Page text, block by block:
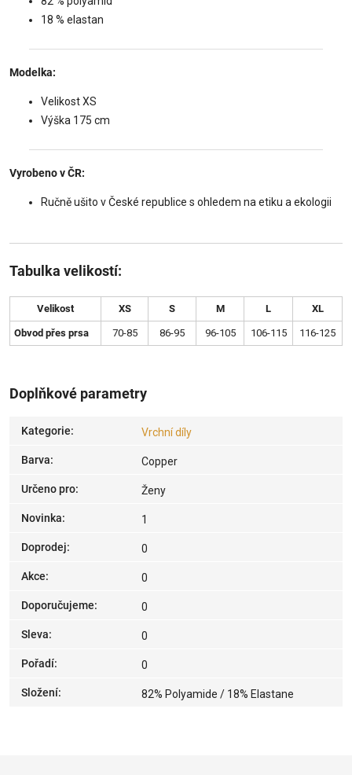
18 % elastan
Modelka:
Velikost XS
Výška 175 cm
Vyrobeno v ČR:
Ručně ušito v České republice s ohledem na etiku a ekologii
Tabulka velikostí:
Velikost XS S M L XL
Obvod přes prsa 70-85 86-95 96-105 106-115 116-125
Doplňkové parametry
Kategorie: Vrchní díly
Barva: Copper
Určeno pro: Ženy
Novinka: 1
Doprodej: 0
Akce: 0
Doporučujeme: 0
Sleva: 0
Pořadí: 0
Složení: 82% Polyamide / 18% Elastane